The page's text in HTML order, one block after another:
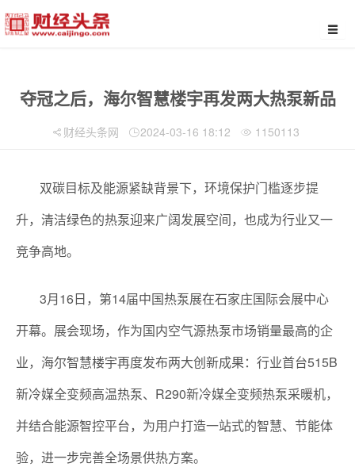
夺冠之后，海尔智慧楼宇再发两大热泵新品
财经头条网 2024-03-16 18:12 1150113
双碳目标及能源紧缺背景下，环境保护门槛逐步提
升，清洁绿色的热泵迎来广阔发展空间，也成为行业又一
竞争高地。
3月16日，第14届中国热泵展在石家庄国际会展中心
开幕。展会现场，作为国内空气源热泵市场销量最高的企
业，海尔智慧楼宇再度发布两大创新成果：行业首台515B
新冷媒全变频高温热泵、R290新冷媒全变频热泵采暖机，
并结合能源智控平台，为用户打造一站式的智慧、节能体
验，进一步完善全场景供热方案。